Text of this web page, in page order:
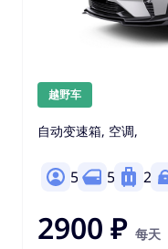
越野车
自动变速箱, 空调,
5 5 2
2900 ₽ 每天